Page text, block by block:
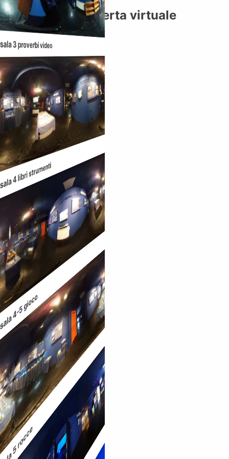
Planetario di Caserta virtuale
ingresso strada
sala 3 proverbi video
sala 4 libri strumenti
sala 4-5 gioco
sala 5 rocce